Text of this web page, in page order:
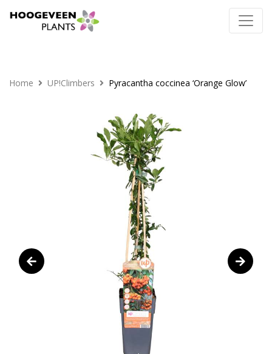
Home UP!Climbers Pyracantha coccinea ‘Orange Glow’